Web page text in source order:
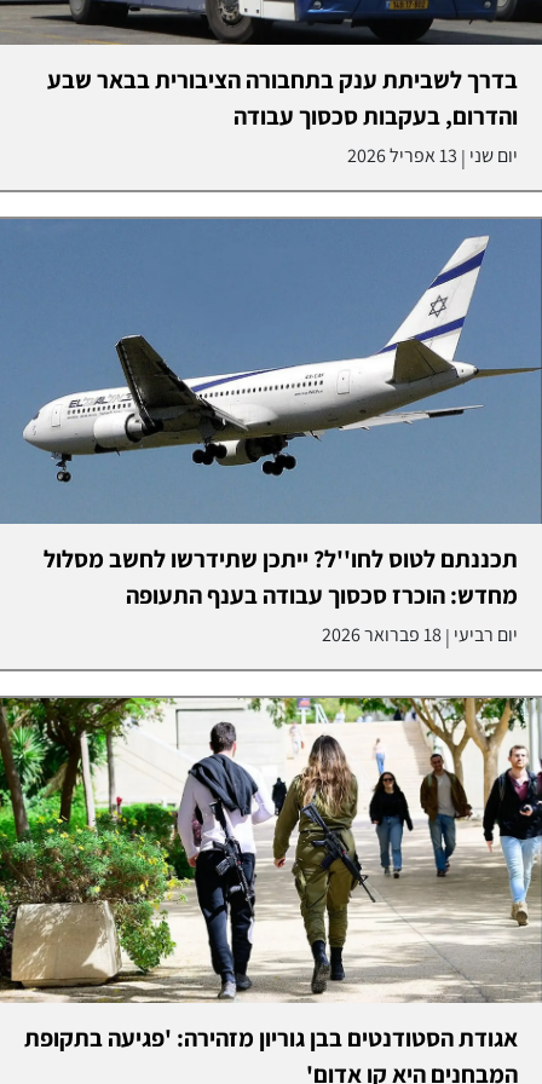
בדרך לשביתת ענק בתחבורה הציבורית בבאר שבע
והדרום, בעקבות סכסוך עבודה
יום שני | 13 אפריל 2026
תכננתם לטוס לחו''ל? ייתכן שתידרשו לחשב מסלול
מחדש: הוכרז סכסוך עבודה בענף התעופה
יום רביעי |18 פברואר 2026
אגודת הסטודנטים בבן גוריון מזהירה: 'פגיעה בתקופת
המבחנים היא קו אדום'